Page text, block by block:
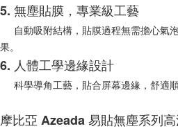
恩沛科技股份有限公司將有權停止該用戶之
5. 無塵貼膜，專業級工藝
自動吸附結構，貼膜過程無需擔心氣
果。
6. 人體工學邊緣設計
科學導角工藝，貼合屏幕邊緣，舒適順
摩比亞 Azeada 易貼無塵系列